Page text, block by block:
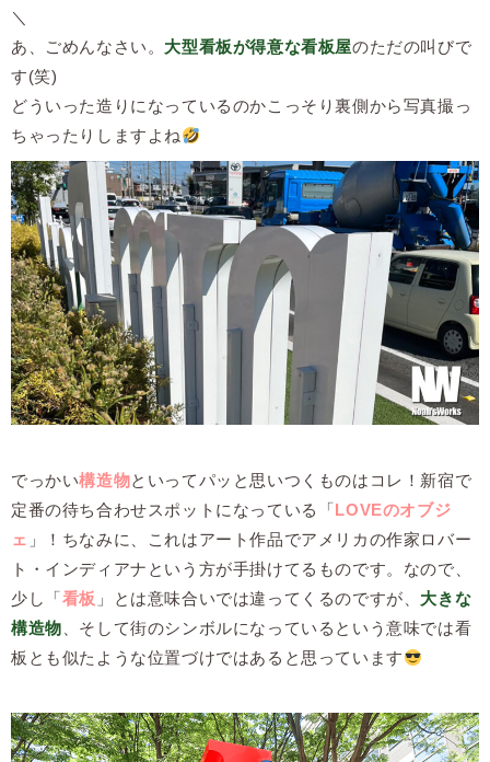
＼
あ、ごめんなさい。 大型看板が得意な看板屋のただの叫びで
す(笑)
どういった造りになっているのかこっそり裏側から写真撮っ
ちゃったりしますよね
でっかい構造物といってパッと思いつくものはコレ！新宿で
定番の待ち合わせスポットになっている「LOVEのオブジ
ェ 」！ちなみに、これはアート作品でアメリカの作家ロバー
ト・インディアナという方が手掛けてるものです。なので、
少し「看板 」とは意味合いでは違ってくるのですが、 大きな
構造物 、そして街のシンボルになっているという意味では看
板とも似たような位置づけではあると思っています